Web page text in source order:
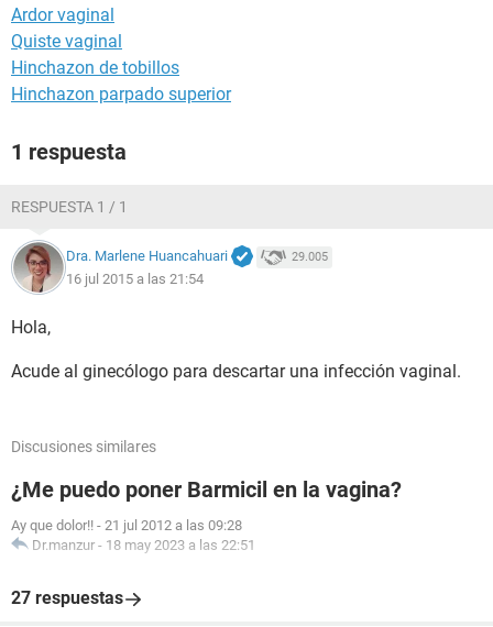
Ardor vaginal
Quiste vaginal
Hinchazon de tobillos
Hinchazon parpado superior
1 respuesta
RESPUESTA 1 / 1
Dra. Marlene Huancahuari 29.005
16 jul 2015 a las 21:54
Hola,
Acude al ginecólogo para descartar una infección vaginal.
Discusiones similares
¿Me puedo poner Barmicil en la vagina?
Ay que dolor!! - 21 jul 2012 a las 09:28
Dr.manzur - 18 may 2023 a las 22:51
27 respuestas